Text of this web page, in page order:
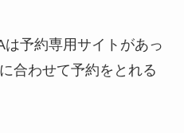
予約専用サイトがあっ
合わせて予約をとれる